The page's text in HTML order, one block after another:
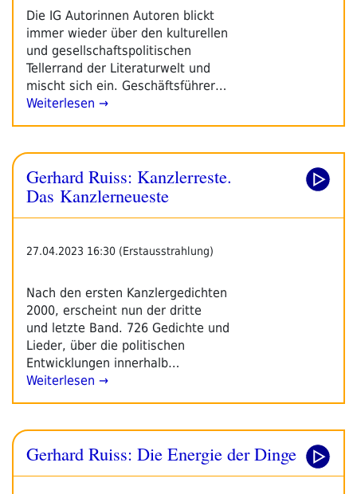
Die IG Autorinnen Autoren blickt
immer wieder über den kulturellen
und gesellschaftspolitischen
Tellerrand der Literaturwelt und
mischt sich ein. Geschäftsführer…
Weiterlesen →
Gerhard Ruiss: Kanzlerreste.
Das Kanzlerneueste
27.04.2023 16:30 (Erstausstrahlung)
Nach den ersten Kanzlergedichten
2000, erscheint nun der dritte
und letzte Band. 726 Gedichte und
Lieder, über die politischen
Entwicklungen innerhalb…
Weiterlesen →
Gerhard Ruiss: Die Energie der Dinge